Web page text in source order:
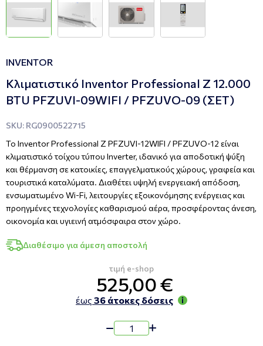
INVENTOR
Κλιματιστικό Inventor Professional Z 12.000
BTU PFZUVI-09WIFI / PFZUVO-09 (ΣΕΤ)
SKU: RG0900522715
Το Inventor Professional Z PFZUVI-12WIFI / PFZUVO-12 είναι
κλιματιστικό τοίχου τύπου Inverter, ιδανικό για αποδοτική ψύξη
και θέρμανση σε κατοικίες, επαγγελματικούς χώρους, γραφεία και
τουριστικά καταλύματα. Διαθέτει υψηλή ενεργειακή απόδοση,
ενσωματωμένο Wi-Fi, λειτουργίες εξοικονόμησης ενέργειας και
προηγμένες τεχνολογίες καθαρισμού αέρα, προσφέροντας άνεση,
οικονομία και υγιεινή ατμόσφαιρα στον χώρο.
Διαθέσιμο για άμεση αποστολή
τιμή e-shop
525,00 €
έως 36 άτοκες δόσεις